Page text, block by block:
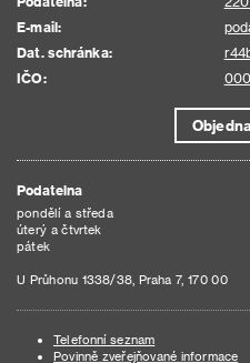
E-mail:
Dat. schránka:
IČO:
Podatelna
pondělí a středa
úterý a čtvrtek
pátek
U Průhonu 1338/38, Praha 7, 170 00
Telefonní seznam
Povinně zveřejňované informace